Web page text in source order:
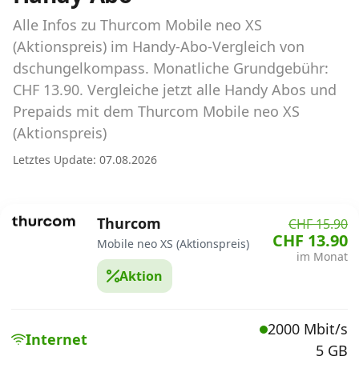
Abos für Tablets, Hotspots und Smart
Watches
Tarifrechner Handy-Abo
Der gute alte Tarifrechner im neuen Design
Infos
Roaming-Tarife abfragen
Handy-Abo-Aktionen
wechseln
Alle Infos zu Thurcom Mobile neo XS
(Aktionspreis) im Handy-Abo-Vergleich von
dschungelkompass. Monatliche Grundgebühr:
CHF 13.90. Vergleiche jetzt alle Handy Abos und
Prepaids mit dem Thurcom Mobile neo XS
(Aktionspreis)
Letztes Update: 07.08.2026
Thurcom
Mobile neo XS (Aktionspreis)
Aktion
CHF 15.90
CHF 13.90
im Monat
Internet
2000 Mbit/s
5 GB